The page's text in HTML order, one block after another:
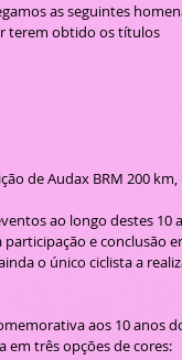
as seguintes
terem obtido os títulos
de Audax BRM 200
ao longo destes 10
e conclusão
o único ciclista a
em três opções de cores: